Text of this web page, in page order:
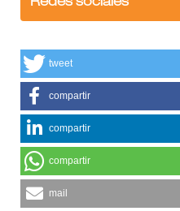
Redes sociales
tweet
compartir
compartir
compartir
mail